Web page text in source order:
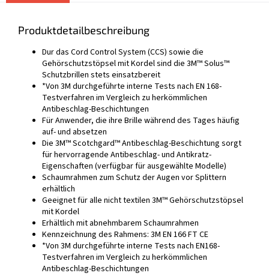
Produktdetailbeschreibung
Dur das Cord Control System (CCS) sowie die
Gehörschutzstöpsel mit Kordel sind die 3M™ Solus™
Schutzbrillen stets einsatzbereit
*Von 3M durchgeführte interne Tests nach EN 168-
Testverfahren im Vergleich zu herkömmlichen
Antibeschlag-Beschichtungen
Für Anwender, die ihre Brille während des Tages häufig
auf- und absetzen
Die 3M™ Scotchgard™ Antibeschlag-Beschichtung sorgt
für hervorragende Antibeschlag- und Antikratz-
Eigenschaften (verfügbar für ausgewählte Modelle)
Schaumrahmen zum Schutz der Augen vor Splittern
erhältlich
Geeignet für alle nicht textilen 3M™ Gehörschutzstöpsel
mit Kordel
Erhältlich mit abnehmbarem Schaumrahmen
Kennzeichnung des Rahmens: 3M EN 166 FT CE
*Von 3M durchgeführte interne Tests nach EN168-
Testverfahren im Vergleich zu herkömmlichen
Antibeschlag-Beschichtungen